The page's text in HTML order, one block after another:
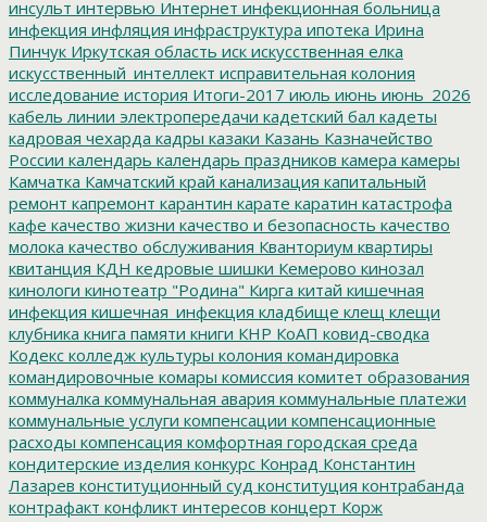
инсульт интервью Интернет инфекционная больница
инфекция инфляция инфраструктура ипотека Ирина
Пинчук Иркутская область иск искусственная елка
искусственный_интеллект исправительная колония
исследование история Итоги-2017 июль июнь июнь_2026
кабель линии электропередачи кадетский бал кадеты
кадровая чехарда кадры казаки Казань Казначейство
России календарь календарь праздников камера камеры
Камчатка Камчатский край канализация капитальный
ремонт капремонт карантин карате каратин катастрофа
кафе качество жизни качество и безопасность качество
молока качество обслуживания Кванториум квартиры
квитанция КДН кедровые шишки Кемерово кинозал
кинологи кинотеатр "Родина" Кирга китай кишечная
инфекция кишечная_инфекция кладбище клещ клещи
клубника книга памяти книги КНР КоАП ковид-сводка
Кодекс колледж культуры колония командировка
командировочные комары комиссия комитет образования
коммуналка коммунальная авария коммунальные платежи
коммунальные услуги компенсации компенсационные
расходы компенсация комфортная городская среда
кондитерские изделия конкурс Конрад Константин
Лазарев конституционный суд конституция контрабанда
контрафакт конфликт интересов концерт Корж